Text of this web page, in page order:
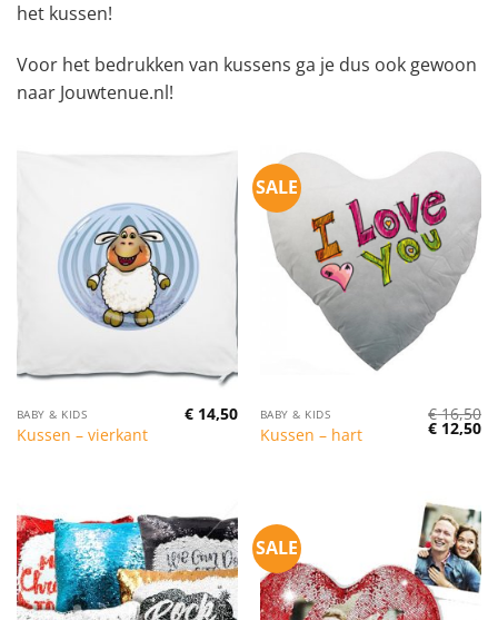
het kussen!
Voor het bedrukken van kussens ga je dus ook gewoon
naar Jouwtenue.nl!
BABY & KIDS
Kussen – vierkant
€ 14,50
SALE
BABY & KIDS
Kussen – hart
€16,50
prijs
€ 12,50
SALE